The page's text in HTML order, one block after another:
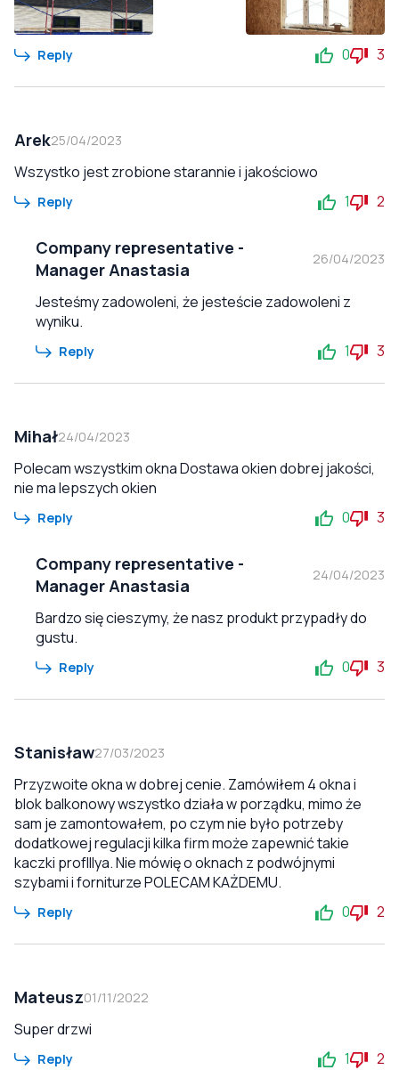
Reply 0 3
Arek25/04/2023
Wszystko jest zrobione starannie i jakościowo
Reply 1 2
Company representative -
Manager Anastasia
26/04/2023
Jesteśmy zadowoleni, że jesteście zadowoleni z
wyniku.
Reply 1 3
Mihał24/04/2023
Polecam wszystkim okna Dostawa okien dobrej jakości,
nie ma lepszych okien
Reply 0 3
Company representative -
Manager Anastasia
24/04/2023
Bardzo się cieszymy, że nasz produkt przypadły do
gustu.
Reply 0 3
Stanisław27/03/2023
Przyzwoite okna w dobrej cenie. Zamówiłem 4 okna i
blok balkonowy wszystko działa w porządku, mimo że
sam je zamontowałem, po czym nie było potrzeby
dodatkowej regulacji kilka firm może zapewnić takie
kaczki profIllya. Nie mówię o oknach z podwójnymi
szybami i forniturze POLECAM KAŻDEMU.
Reply 0 2
Mateusz01/11/2022
Super drzwi
Reply 1 2